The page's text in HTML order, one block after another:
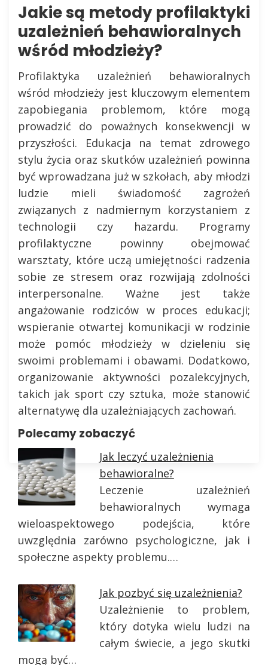
Jakie są metody profilaktyki
uzależnień behawioralnych
wśród młodzieży?
Profilaktyka uzależnień behawioralnych
wśród młodzieży jest kluczowym elementem
zapobiegania problemom, które mogą
prowadzić do poważnych konsekwencji w
przyszłości. Edukacja na temat zdrowego
stylu życia oraz skutków uzależnień powinna
być wprowadzana już w szkołach, aby młodzi
ludzie mieli świadomość zagrożeń
związanych z nadmiernym korzystaniem z
technologii czy hazardu. Programy
profilaktyczne powinny obejmować
warsztaty, które uczą umiejętności radzenia
sobie ze stresem oraz rozwijają zdolności
interpersonalne. Ważne jest także
angażowanie rodziców w proces edukacji;
wspieranie otwartej komunikacji w rodzinie
może pomóc młodzieży w dzieleniu się
swoimi problemami i obawami. Dodatkowo,
organizowanie aktywności pozalekcyjnych,
takich jak sport czy sztuka, może stanowić
alternatywę dla uzależniających zachowań.
Polecamy zobaczyć
Jak leczyć uzależnienia
behawioralne?
Leczenie uzależnień
behawioralnych wymaga
wieloaspektowego podejścia, które
uwzględnia zarówno psychologiczne, jak i
społeczne aspekty problemu.…
Jak pozbyć się uzależnienia?
Uzależnienie to problem,
który dotyka wielu ludzi na
całym świecie, a jego skutki
mogą być…